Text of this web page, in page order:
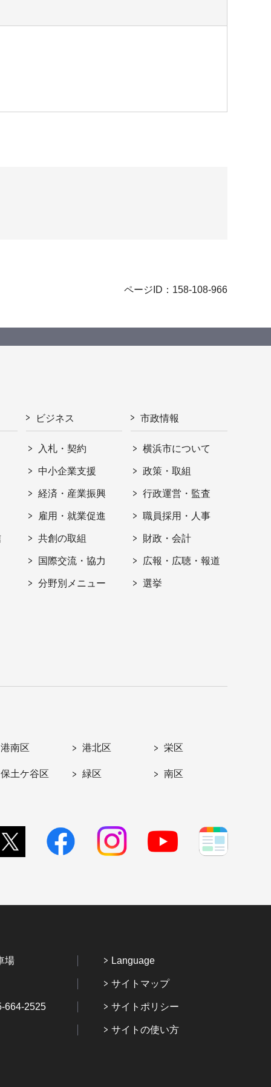
ページID：158-108-966
ビジネス
入札・契約
中小企業支援
経済・産業振興
雇用・就業促進
共創の取組
国際交流・協力
分野別メニュー
市政情報
横浜市について
政策・取組
行政運営・監査
職員採用・人事
財政・会計
広報・広聴・報道
選挙
港南区 港北区 栄区
保土ケ谷区 緑区 南区
場
664-2525
Language
サイトマップ
サイトポリシー
サイトの使い方